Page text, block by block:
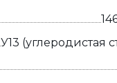
У13 (углеродистая